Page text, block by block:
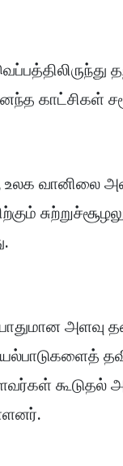
காட்சிகள்
உலக வானிலை
அளவு
கூடுதல்